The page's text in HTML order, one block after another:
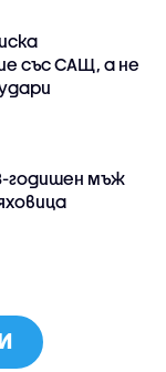
със САЩ, а не
годишен мъж